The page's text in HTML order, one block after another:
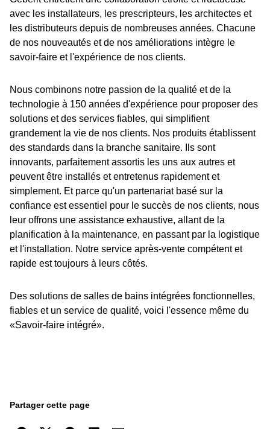
avec les installateurs, les prescripteurs, les architectes et
les distributeurs depuis de nombreuses années. Chacune
de nos nouveautés et de nos améliorations intègre le
savoir-faire et l'expérience de nos clients.
Nous combinons notre passion de la qualité et de la
technologie à 150 années d'expérience pour proposer des
solutions et des services fiables, qui simplifient
grandement la vie de nos clients. Nos produits établissent
des standards dans la branche sanitaire. Ils sont
innovants, parfaitement assortis les uns aux autres et
peuvent être installés et entretenus rapidement et
simplement. Et parce qu'un partenariat basé sur la
confiance est essentiel pour le succès de nos clients, nous
leur offrons une assistance exhaustive, allant de la
planification à la maintenance, en passant par la logistique
et l'installation. Notre service après-vente compétent et
rapide est toujours à leurs côtés.
Des solutions de salles de bains intégrées fonctionnelles,
fiables et un service de qualité, voici l'essence même du
«Savoir-faire intégré».
Partager cette page